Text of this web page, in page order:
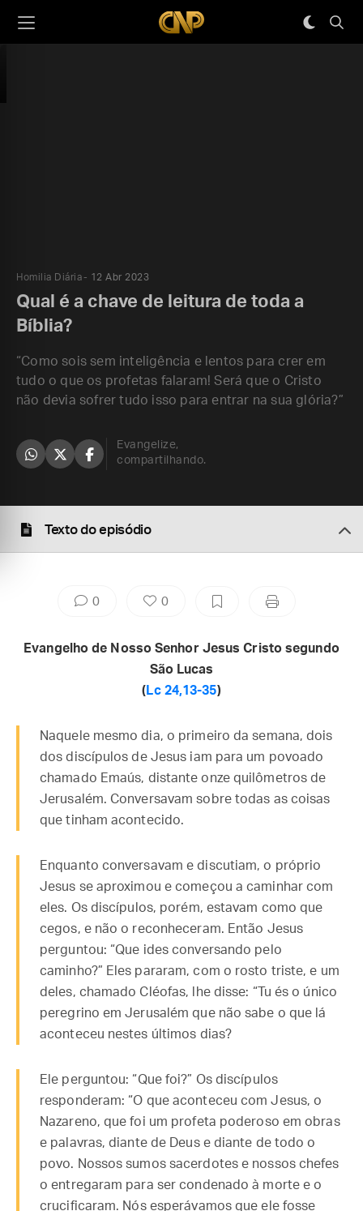
Homilia Diária 12 Abr 2023
Qual é a chave de leitura de toda a
Bíblia?
“Como sois sem inteligência e lentos para crer em
tudo o que os profetas falaram! Será que o Cristo
não devia sofrer tudo isso para entrar na sua glória?”
Evangelize,
compartilhando.
Texto do episódio
0 0
Evangelho de Nosso Senhor Jesus Cristo segundo
São Lucas
( Lc 24,13-35)
Naquele mesmo dia, o primeiro da semana, dois
dos discípulos de Jesus iam para um povoado
chamado Emaús, distante onze quilômetros de
Jerusalém. Conversavam sobre todas as coisas
que tinham acontecido.
Enquanto conversavam e discutiam, o próprio
Jesus se aproximou e começou a caminhar com
eles. Os discípulos, porém, estavam como que
cegos, e não o reconheceram. Então Jesus
perguntou: “Que ides conversando pelo
caminho?” Eles pararam, com o rosto triste, e um
deles, chamado Cléofas, lhe disse: “Tu és o único
peregrino em Jerusalém que não sabe o que lá
aconteceu nestes últimos dias?
Ele perguntou: “Que foi?” Os discípulos
responderam: “O que aconteceu com Jesus, o
Nazareno, que foi um profeta poderoso em obras
e palavras, diante de Deus e diante de todo o
povo. Nossos sumos sacerdotes e nossos chefes
o entregaram para ser condenado à morte e o
crucificaram. Nós esperávamos que ele fosse